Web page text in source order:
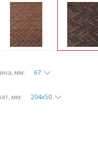
мм: 204х50
мм: 67